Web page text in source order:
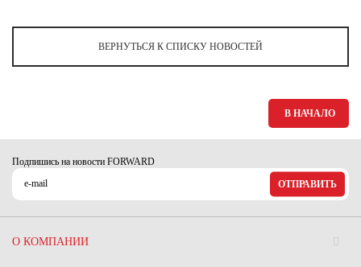
ВЕРНУТЬСЯ К СПИСКУ НОВОСТЕЙ
В НАЧАЛО
Подпишись на новости FORWARD
ОТПРАВИТЬ
О КОМПАНИИ